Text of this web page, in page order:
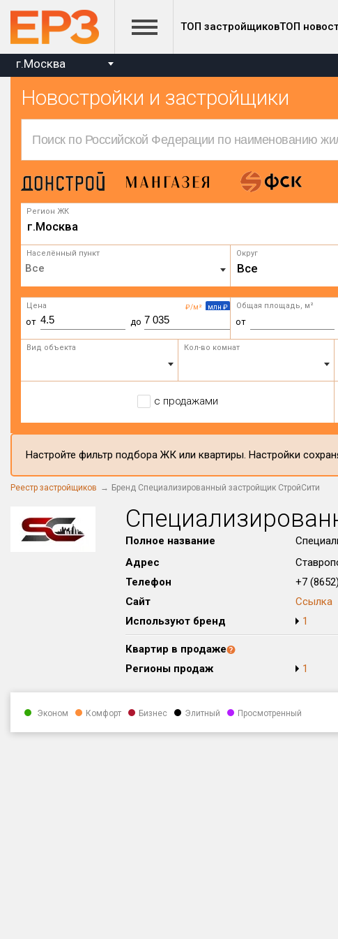
ТОП застройщиковТОП
г.Москва
Новостройки и застройщики
Регион ЖК
г.Москва
Населённый пункт Округ
Все
₽/м² млн ₽
Цена
от до
Общая площадь, м²
от
Вид объекта Кол-во комнат
с продажами
Настройте фильтр подбора ЖК или квартиры. Настройки
Реестр застройщиков Бренд Специализированный застройщик СтройСити
Полное название
Адрес
Телефон
+7
Сайт
Ссылка
Используют бренд
1
Квартир в продаже
Регионы продаж
1
Эконом Комфорт Бизнес Элитный Просмотренный